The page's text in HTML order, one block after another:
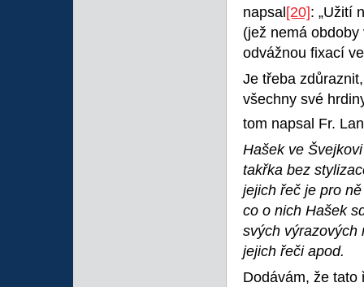
napsal [20]: „Užití
(jež nemá
odvážnou fixací
Je třeba
všechny své
tom napsal Fr.
Hašek ve
takřka bez
jejich řeč je pro
co o nich Hašek
svých výrazových
jejich řeči apod.
Dodávám, že tato